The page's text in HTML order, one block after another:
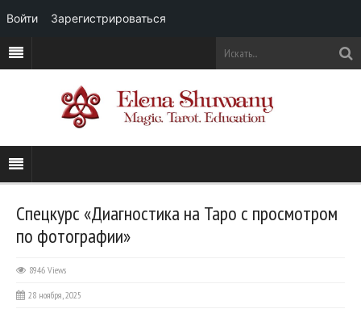
Спецкурс «Диагностика на Таро с просмотром
по фотографии»
8946 Views
28 ноября, 2025
Войти Зарегистрироваться